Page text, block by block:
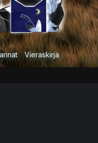
Vieraskirja